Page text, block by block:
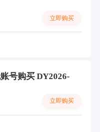
立即购买
号购买 DY2026-
立即购买